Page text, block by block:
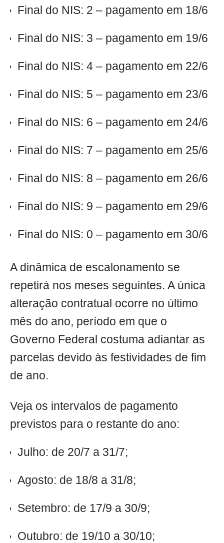
Final do NIS: 2 – pagamento em 18/6
Final do NIS: 3 – pagamento em 19/6
Final do NIS: 4 – pagamento em 22/6
Final do NIS: 5 – pagamento em 23/6
Final do NIS: 6 – pagamento em 24/6
Final do NIS: 7 – pagamento em 25/6
Final do NIS: 8 – pagamento em 26/6
Final do NIS: 9 – pagamento em 29/6
Final do NIS: 0 – pagamento em 30/6
A dinâmica de escalonamento se
repetirá nos meses seguintes. A única
alteração contratual ocorre no último
mês do ano, período em que o
Governo Federal costuma adiantar as
parcelas devido às festividades de fim
de ano.
Veja os intervalos de pagamento
previstos para o restante do ano:
Julho: de 20/7 a 31/7;
Agosto: de 18/8 a 31/8;
Setembro: de 17/9 a 30/9;
Outubro: de 19/10 a 30/10;